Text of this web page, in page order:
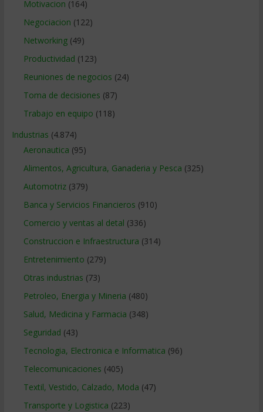
Motivacion (164)
Negociacion (122)
Networking(49)
Productividad (123)
Reuniones de negocios (24)
Toma de decisiones (87)
Trabajo en equipo (118)
Industrias (4.874)
Aeronautica (95)
Alimentos, Agricultura, Ganaderia y Pesca (325)
Automotriz(379)
Banca y Servicios Financieros (910)
Comercio y ventas al detal (336)
Construccion e Infraestructura (314)
Entretenimiento (279)
Otras industrias (73)
Petroleo, Energia y Mineria (480)
Salud, Medicina y Farmacia (348)
Seguridad (43)
Tecnologia, Electronica e Informatica (96)
Telecomunicaciones (405)
Textil, Vestido, Calzado, Moda (47)
Transporte y Logistica (223)